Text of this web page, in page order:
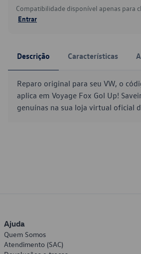
Compatibilidade disponível apenas para
Entrar
Descrição Características
Reparo original para seu VW, o
aplica em Voyage Fox Gol Up!
genuínas na sua loja virtual oficial
Ajuda
Quem Somos
Atendimento (SAC)